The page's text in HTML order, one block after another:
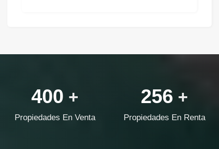
400 +
Propiedades En Venta
256 +
Propiedades En Renta